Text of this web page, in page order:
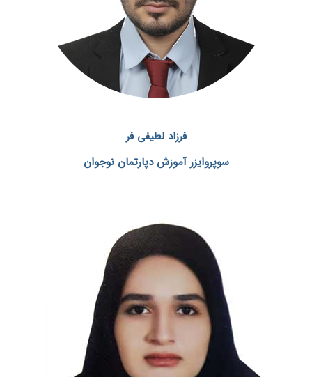
فرزاد لطیفی فر
سوپروایزر آموزش دپارتمان نوجوان